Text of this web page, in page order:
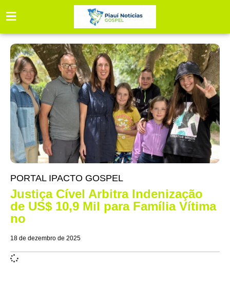
PORTAL IPACTO GOSPEL
Justiça Cível Arbitra Indenização
de US$ 10,9 Mil para Família Vítima
no
18 de dezembro de 2025